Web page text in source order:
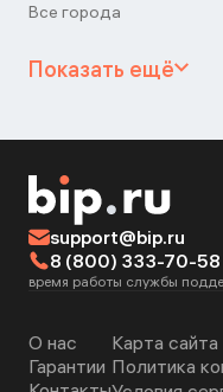
Все города
Показать ещё
support@bip.ru
8 (800) 333-70-58
время работы службы
О нас
Гарантии
Карта сайта
Политика